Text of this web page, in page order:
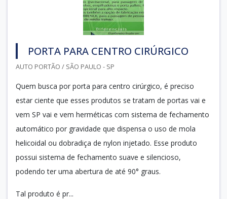
PORTA PARA CENTRO CIRÚRGICO
AUTO PORTÃO / SÃO PAULO - SP
Quem busca por porta para centro cirúrgico, é preciso
estar ciente que esses produtos se tratam de portas vai e
vem SP vai e vem herméticas com sistema de fechamento
automático por gravidade que dispensa o uso de mola
helicoidal ou dobradiça de nylon injetado. Esse produto
possui sistema de fechamento suave e silencioso,
podendo ter uma abertura de até 90° graus.
Tal produto é pr...